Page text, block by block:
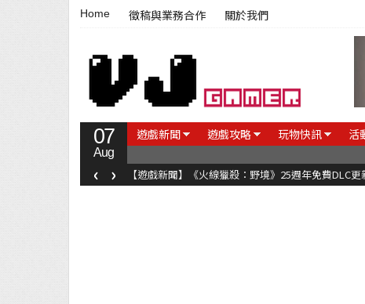
Home 徵稿與業務合作 關於我們
07
Aug
遊戲新聞 遊戲攻略 玩物快訊 活
【遊戲新聞】《火線獵殺：野境》25週年免費DLC
‹ ›